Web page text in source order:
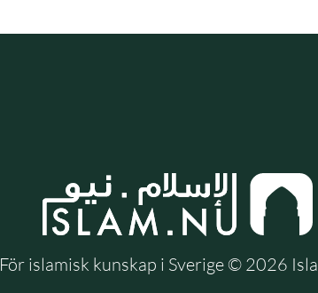
För islamisk kunskap i Sverige © 2026